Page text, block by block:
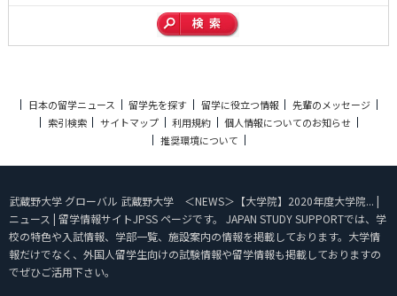
日本の留学ニュース 留学先を探す 留学に役立つ情報
先輩のメッセージ
索引検索
サイトマップ 利用規約
個人情報についてのお知らせ
推奨環境について
武蔵野大学 グローバル 武蔵野大学 ＜NEWS＞【大学院】2020年度大学院... |
ニュース | 留学情報サイトJPSS ページです。 JAPAN STUDY SUPPORTでは、学
校の特色や入試情報、学部一覧、施設案内の情報を掲載しております。大学情
報だけでなく、外国人留学生向けの試験情報や留学情報も掲載しておりますの
でぜひご活用下さい。